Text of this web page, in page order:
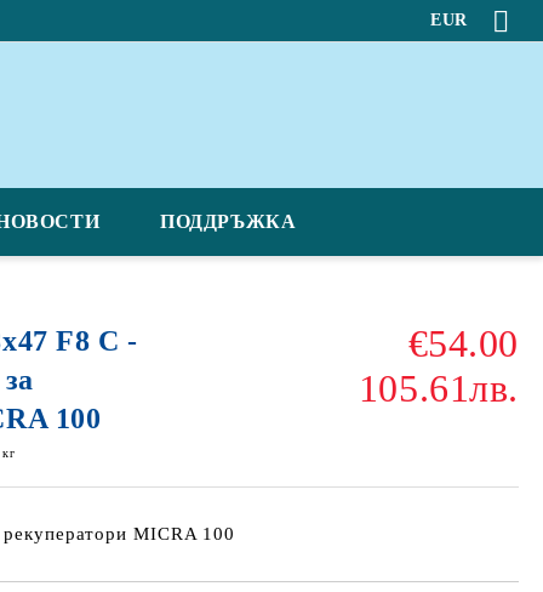
EUR
ПОДДРЪЖКА
F8 C -
100
€54.00
105.61лв.
кг
MICRA 100